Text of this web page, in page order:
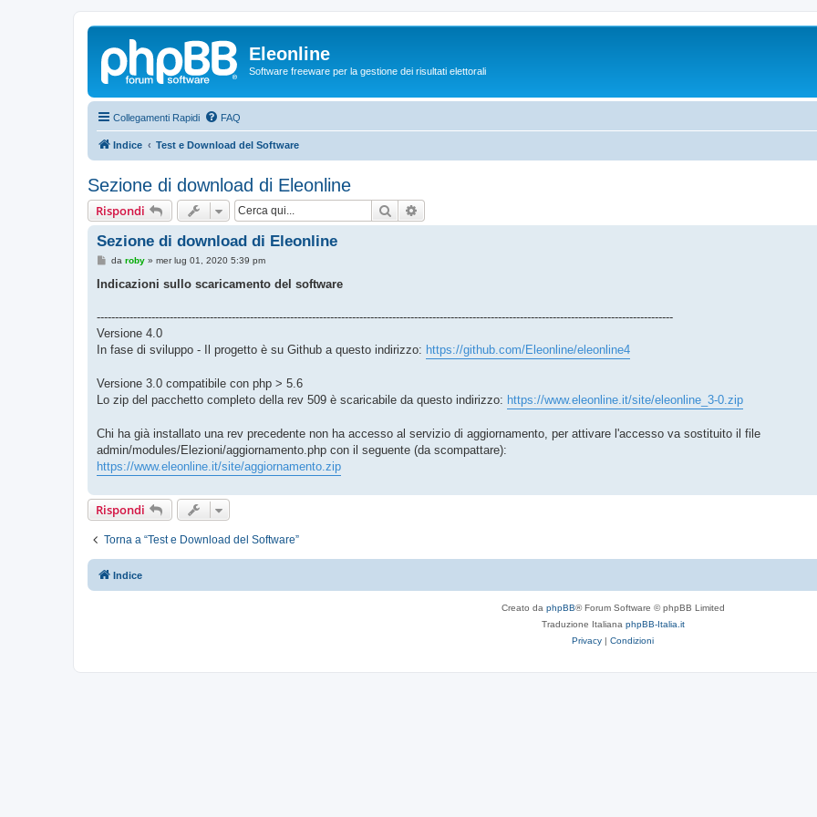
Eleonline
Software freeware per la gestione dei risultati elettorali
Collegamenti Rapidi FAQ
Indice Test e Download del Software
Sezione di download di Eleonline
Rispondi Cerca
Sezione di download di Eleonline
M
s
i
o
da roby» mer lug 01, 2020 5:39 pm
Indicazioni sullo scaricamento del software
--------------------------------------------------------------------------------------------------------------------------------------------------------------
Versione 4.0
In fase di sviluppo - Il progetto è su Github a questo indirizzo: https://github.com/Eleonline/eleonline4
Versione 3.0 compatibile con php > 5.6
Lo zip del pacchetto completo della rev 509 è scaricabile da questo indirizzo: https://www.eleonline.it/site/eleonline_3-0.zip
Chi ha già installato una rev precedente non ha accesso al servizio di aggiornamento, per attivare l'accesso va sostituito il file
admin/modules/Elezioni/aggiornamento.php con il seguente (da scompattare):
https://www.eleonline.it/site/aggiornamento.zip
Rispondi
Torna a “Test e Download del Software”
Indice
Creato da phpBB® Forum Software © phpBB Limited
Traduzione Italiana phpBB-Italia.it
Privacy | Condizioni